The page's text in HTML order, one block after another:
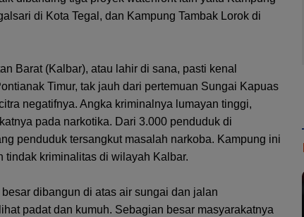
di Kota Tegal, dan Kampung Tambak Lorok di
Barat (Kalbar), atau lahir di sana, pasti kenal
Timur, tak jauh dari pertemuan Sungai Kapuas
negatifnya. Angka kriminalnya lumayan tinggi,
pada narkotika. Dari 3.000 penduduk di
penduduk tersangkut masalah narkoba. Kampung ini
tindak kriminalitas di wilayah Kalbar.
dibangun di atas air sungai dan jalan
padat dan kumuh. Sebagian besar masyarakatnya